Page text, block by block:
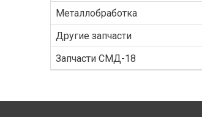
Металлобработка
Другие запчасти
Запчасти СМД-18